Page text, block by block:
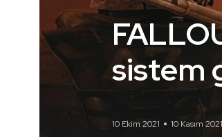
sistem
10 Ekim 2021 10 Kasım 2021